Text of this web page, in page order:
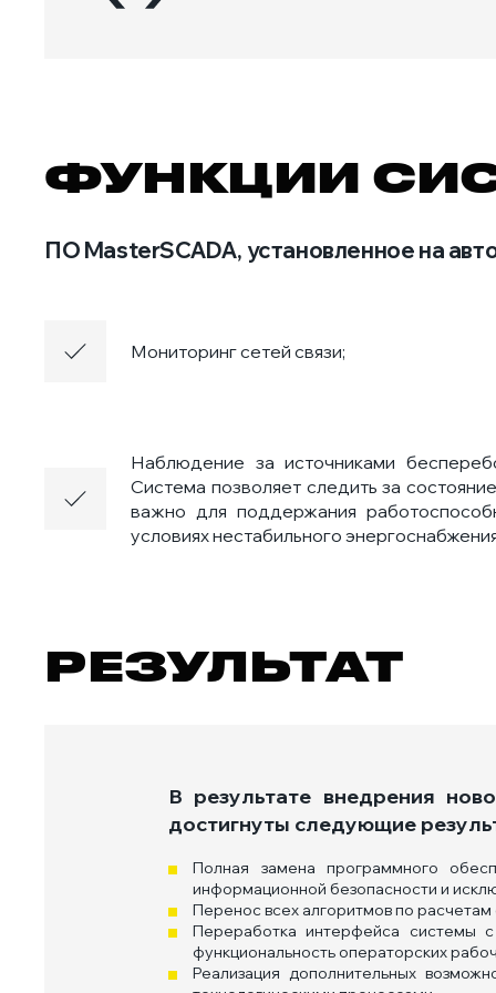
ФУНКЦИИ
ПО MasterSCADA, установленное на
Мониторинг сетей связи;
Наблюдение за источниками
Система позволяет следить за
важно для поддержания
условиях нестабильного
РЕЗУЛЬТАТ
В результате внедрения
достигнуты следующие
Полная замена программного
информационной безопасности и
Перенос всех алгоритмов по
Переработка интерфейса системы
функциональность операторских
Реализация дополнительных